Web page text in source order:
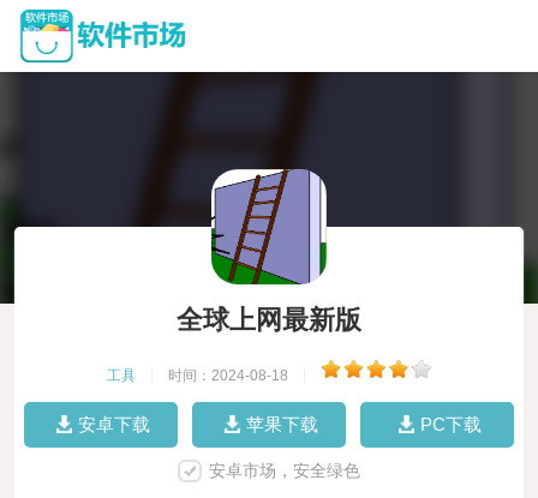
全球上网最新版
工具 时间：2024-08-18
安卓下载 苹果下载 PC下载
安卓市场，安全绿色